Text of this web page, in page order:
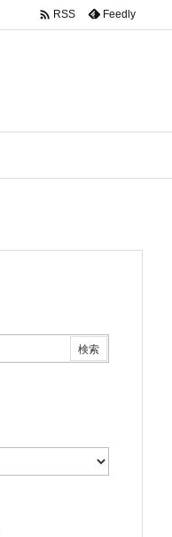
 RSS Feedly